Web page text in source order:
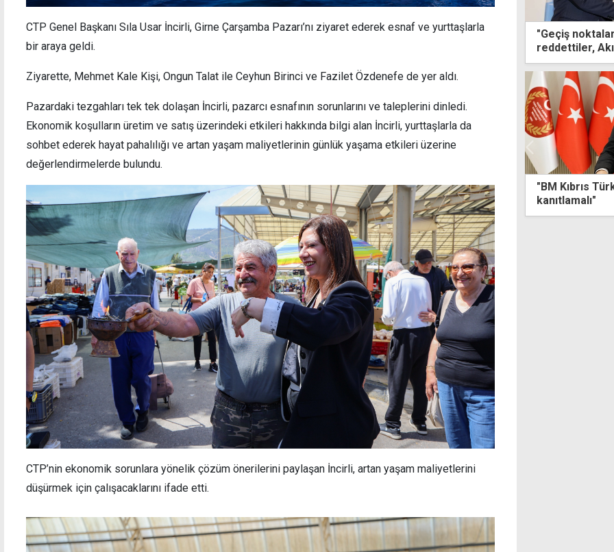
CTP Genel Başkanı Sıla Usar İncirli, Girne Çarşamba Pazarı’nı ziyaret ederek esnaf ve yurttaşlarla
bir araya geldi.
Ziyarette, Mehmet Kale Kişi, Ongun Talat ile Ceyhun Birinci ve Fazilet Özdenefe de yer aldı.
Pazardaki tezgahları tek tek dolaşan İncirli, pazarcı esnafının sorunlarını ve taleplerini dinledi.
Ekonomik koşulların üretim ve satış üzerindeki etkileri hakkında bilgi alan İncirli, yurttaşlarla da
sohbet ederek hayat pahalılığı ve artan yaşam maliyetlerinin günlük yaşama etkileri üzerine
değerlendirmelerde bulundu.
CTP’nin ekonomik sorunlara yönelik çözüm önerilerini paylaşan İncirli, artan yaşam maliyetlerini
düşürmek için çalışacaklarını ifade etti.
"Geçiş
reddettiler,
istediler"
Terörsüz Türkiye süreci için yasal adım
Meclis'e sunuldu
"BM Kıbrıs Türk halkına karşı tarafsızlığını
kanıtlamalı"
"Yasalarla
siyasi partilere
mührünü